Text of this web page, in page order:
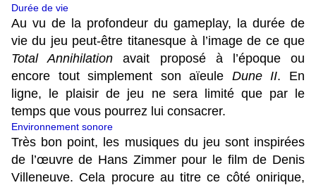
Durée de vie
Au vu de la profondeur du gameplay, la durée de
vie du jeu peut-être titanesque à l’image de ce que
Total Annihilation avait proposé à l’époque ou
encore tout simplement son aïeule Dune II. En
ligne, le plaisir de jeu ne sera limité que par le
temps que vous pourrez lui consacrer.
Environnement sonore
Très bon point, les musiques du jeu sont inspirées
de l’œuvre de Hans Zimmer pour le film de Denis
Villeneuve. Cela procure au titre ce côté onirique,